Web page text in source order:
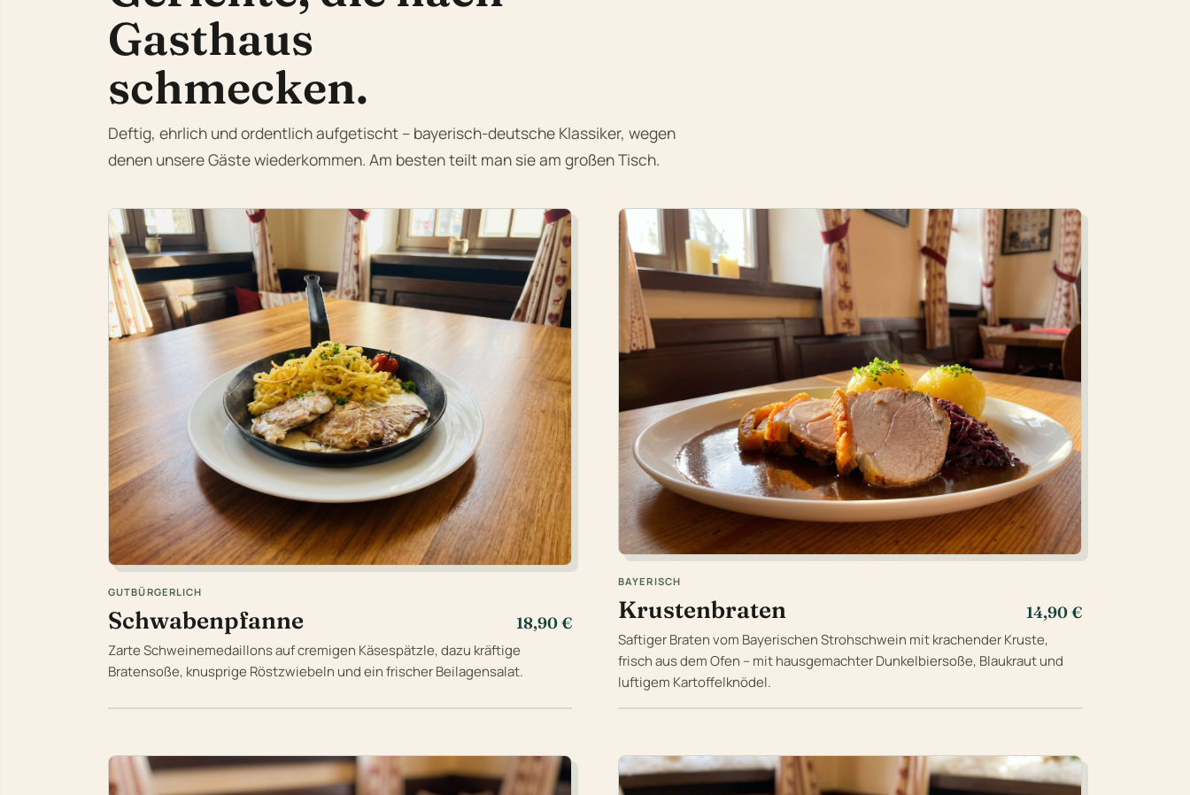
Gasthaus
schmecken.
Deftig, ehrlich und ordentlich aufgetischt – bayerisch-deutsche Klassiker, wegen
denen unsere Gäste wiederkommen. Am besten teilt man sie am großen Tisch.
GUTBÜRGERLICH
Schwabenpfanne
18,90 €
Zarte Schweinemedaillons auf cremigen Käsespätzle, dazu kräftige
Bratensoße, knusprige Röstzwiebeln und ein frischer Beilagensalat.
BAYERISCH
Krustenbraten
14,90 €
Saftiger Braten vom Bayerischen Strohschwein mit krachender Kruste,
frisch aus dem Ofen – mit hausgemachter Dunkelbiersoße, Blaukraut und
luftigem Kartoffelknödel.